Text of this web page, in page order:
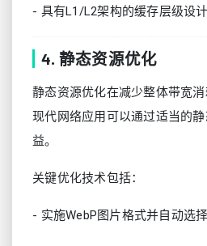
- 具有L1/L2架构的缓存层级设计
4. 静态资源优化
静态资源优化在减少整体带宽消
现代网络应用可以通过适当的
益。
关键优化技术包括：
- 实施WebP图片格式并自动选